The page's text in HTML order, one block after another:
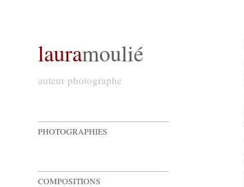
lauramoulié
auteur photographe
PHOTOGRAPHIES
COMPOSITIONS